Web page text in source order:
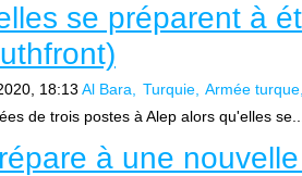
se préparent à
18:13 Al Bara Turquie Armée turque
de trois postes à Alep alors qu'elles se...
à une